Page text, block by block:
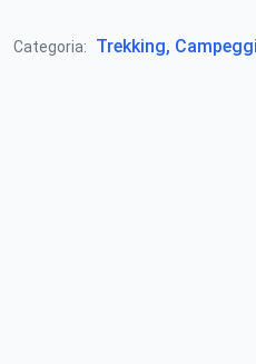
Categoria: Trekking,